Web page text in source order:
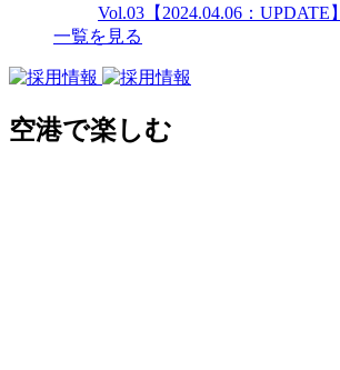
Vol.03【2024.04.06：UPDATE】
一覧を見る
空港で楽しむ